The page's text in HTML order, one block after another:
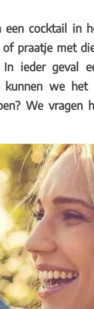
een cocktail in
praatje met
ieder geval
kunnen we
We vragen